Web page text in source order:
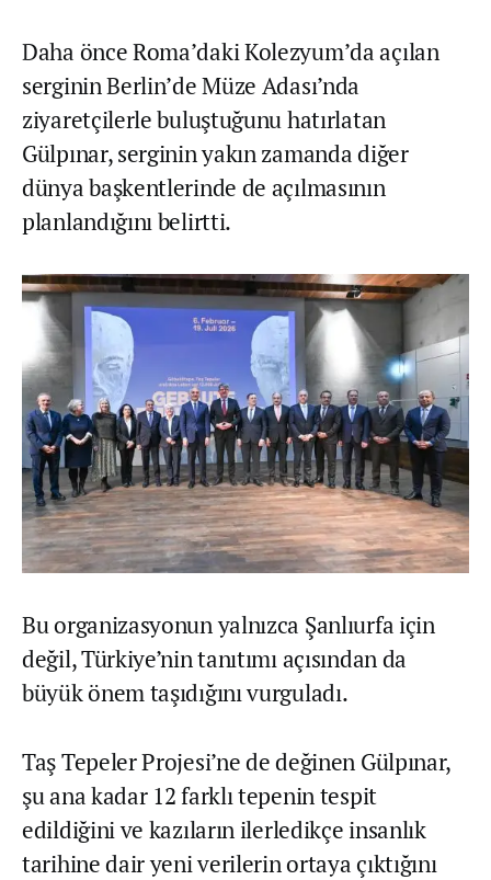
Daha önce Roma’daki Kolezyum’da açılan
serginin Berlin’de Müze Adası’nda
ziyaretçilerle buluştuğunu hatırlatan
Gülpınar, serginin yakın zamanda diğer
dünya başkentlerinde de açılmasının
planlandığını belirtti.
Bu organizasyonun yalnızca Şanlıurfa için
değil, Türkiye’nin tanıtımı açısından da
büyük önem taşıdığını vurguladı.
Taş Tepeler Projesi’ne de değinen Gülpınar,
şu ana kadar 12 farklı tepenin tespit
edildiğini ve kazıların ilerledikçe insanlık
tarihine dair yeni verilerin ortaya çıktığını